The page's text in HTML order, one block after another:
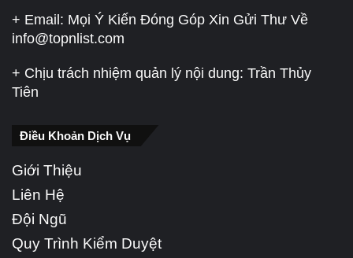
+ Email: Mọi Ý Kiến Đóng Góp Xin Gửi Thư Về
info@topnlist.com
+ Chịu trách nhiệm quản lý nội dung: Trần Thủy
Tiên
Điều Khoản Dịch Vụ
Giới Thiệu
Liên Hệ
Đội Ngũ
Quy Trình Kiểm Duyệt